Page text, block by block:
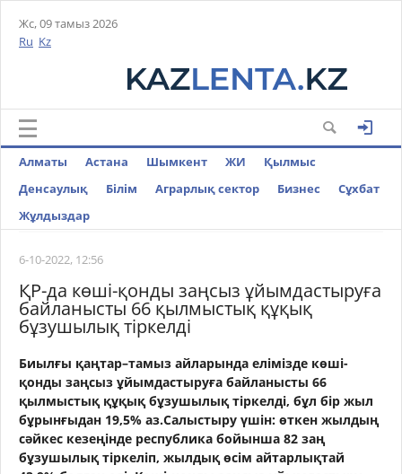
Жс, 09 тамыз 2026
Ru Kz
Алматы Астана Шымкент ЖИ
Қылмыс
Денсаулық
Білім Аграрлық сектор Бизнес
Cұхбат
Жұлдыздар
6-10-2022, 12:56
ҚР-да көші-қонды заңсыз ұйымдастыруға
байланысты 66 қылмыстық құқық
бұзушылық тіркелді
Биылғы қаңтар–тамыз айларында елімізде көші-
қонды заңсыз ұйымдастыруға байланысты 66
қылмыстық құқық бұзушылық тіркелді, бұл бір жыл
бұрынғыдан 19,5% аз.Салыстыру үшін: өткен жылдың
сәйкес кезеңінде республика бойынша 82 заң
бұзушылық тіркеліп, жылдық өсім айтарлықтай